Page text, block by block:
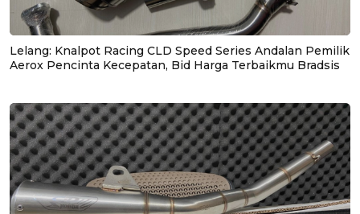
Lelang: Knalpot Racing CLD Speed Series Andalan Pemilik
Aerox Pencinta Kecepatan, Bid Harga Terbaikmu Bradsis